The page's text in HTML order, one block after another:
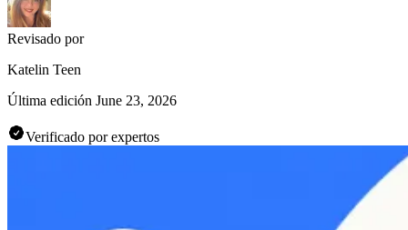
Revisado por
Katelin Teen
Última edición June 23, 2026
Verificado por expertos